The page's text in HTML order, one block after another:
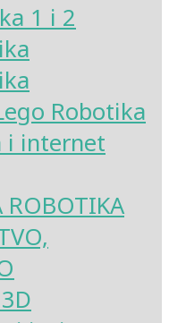
1 i 2
Robotika
i internet
ROBOTIKA